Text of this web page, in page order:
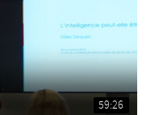
59:26